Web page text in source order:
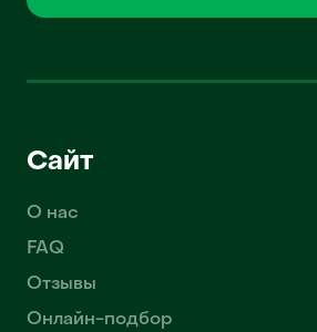
Сайт
О нас
FAQ
Отзывы
Онлайн-подбор